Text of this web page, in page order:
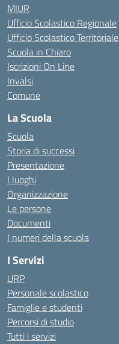
MIUR
Ufficio Scolastico Regionale
Ufficio Scolastico Territoriale
Scuola in Chiaro
Iscrizioni On Line
Invalsi
Comune
La Scuola
Scuola
Storia di successi
Presentazione
I luoghi
Organizzazione
Le persone
Documenti
I numeri della scuola
I Servizi
URP
Personale scolastico
Famiglie e studenti
Percorsi di studio
Tutti i servizi